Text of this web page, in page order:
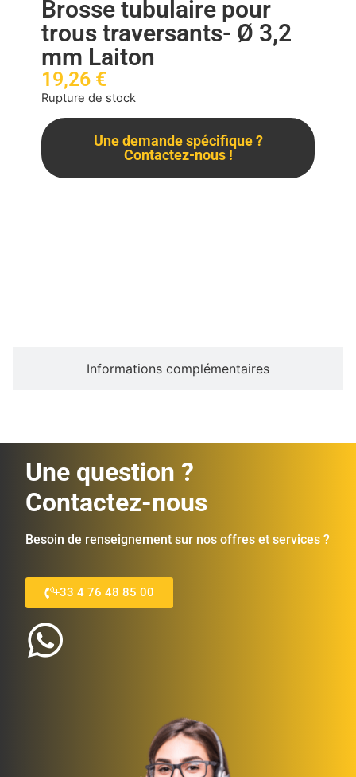
Brosse tubulaire pour
trous traversants- Ø 3,2
mm Laiton
19,26 €
Rupture de stock
Une demande spécifique ?
Contactez-nous !
Informations complémentaires
Une question ?
Contactez-nous
Besoin de renseignement sur nos offres et services ?
+33 4 76 48 85 00